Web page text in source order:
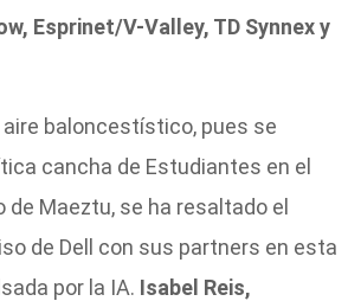
Esprinet/V-Valley, TD Synnex y
aire baloncestístico, pues se
cancha de Estudiantes en el
Maeztu, se ha resaltado el
de Dell con sus partners en esta
por la IA. Isabel Reis,